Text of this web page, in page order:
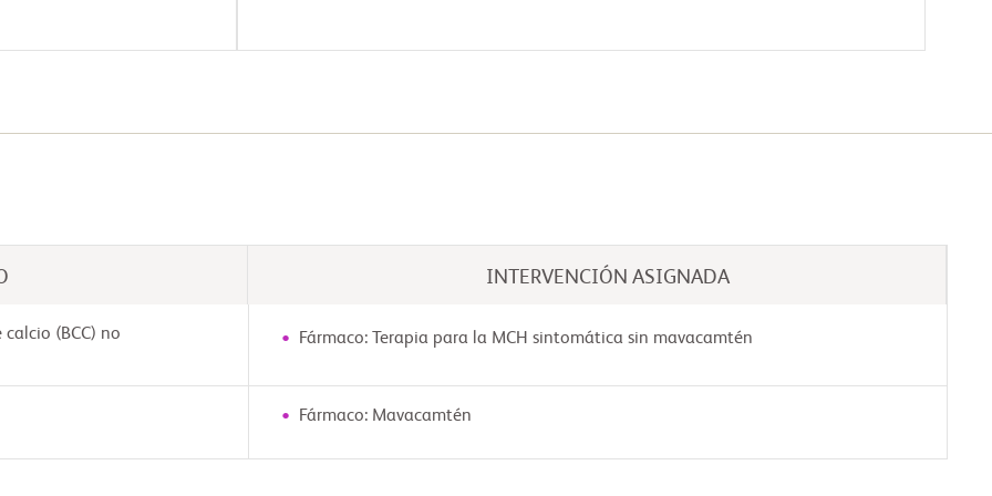
INTERVENCIÓN ASIGNADA
(BCC) no Fármaco: Terapia para la MCH sintomática sin mavacamtén
Fármaco: Mavacamtén